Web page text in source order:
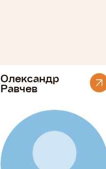
Олександр
Равчев